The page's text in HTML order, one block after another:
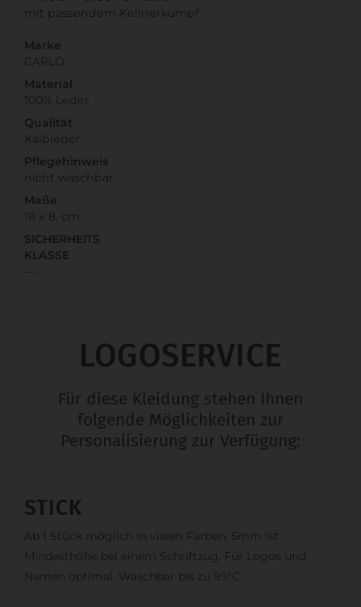
mit passendem Kellnerkumpf
Marke
CARLO
Material
100% Leder
Qualität
Kalbleder
Pflegehinweis
nicht waschbar
Maße
18 x 8, cm
SICHERHEITS
KLASSE
LOGOSERVICE
Für diese Kleidung stehen Ihnen
folgende Möglichkeiten zur
Personalisierung zur Verfügung:
STICK
Ab 1 Stück möglich in vielen Farben. 5mm ist
Mindesthöhe bei einem Schriftzug. Für Logos und
Namen optimal. Waschbar bis zu 95°C.